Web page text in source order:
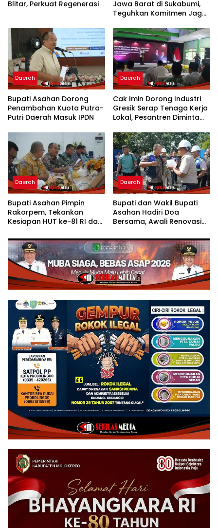
Blitar, Perkuat Regenerasi
Jawa Barat di Sukabumi,
Teguhkan Komitmen Jaga
Daerah
Bupati Asahan Dorong
Penambahan Kuota Putra-
Putri Daerah Masuk IPDN
Daerah
Cak Imin Dorong Industri
Gresik Serap Tenaga Kerja
Lokal, Pesantren Diminta
Daerah
Bupati Asahan Pimpin
Rakorpem, Tekankan
Kesiapan HUT ke-81 RI dan
Prioritas 2027
Daerah
Bupati dan Wakil Bupati
Asahan Hadiri Doa
Bersama, Awali Renovasi